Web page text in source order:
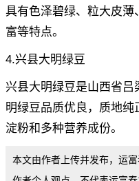
具有色泽碧绿、粒大皮
富等特点。
4.兴县大明绿豆
兴县大明绿豆是山西省
明绿豆品质优良，质地
淀粉和多种营养成份。
本文由作者上传并发布，运